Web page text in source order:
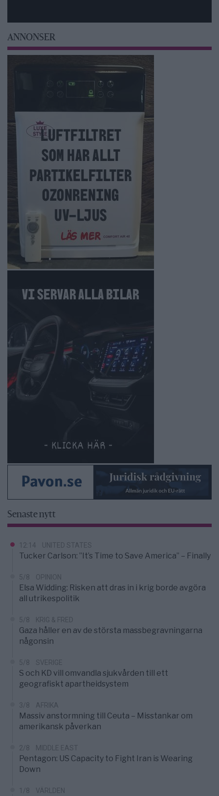
ANNONSER
Senaste nytt
12:14 UNITED STATES
Tucker Carlson: ”It’s Time to Save America” – Finally
5/8 OPINION
Elsa Widding: Risken att dras in i krig borde avgöra
all utrikespolitik
5/8 KRIG & FRED
Gaza håller en av de största massbegravningarna
någonsin
5/8 SVERIGE
S och KD vill omvandla sjukvården till ett
geografiskt apartheidsystem
3/8 AFRIKA
Massiv anstormning till Ceuta – Misstankar om
amerikansk påverkan
2/8 MIDDLE EAST
Pentagon: US Capacity to Fight Iran is Wearing
Down
1/8 VÄRLDEN